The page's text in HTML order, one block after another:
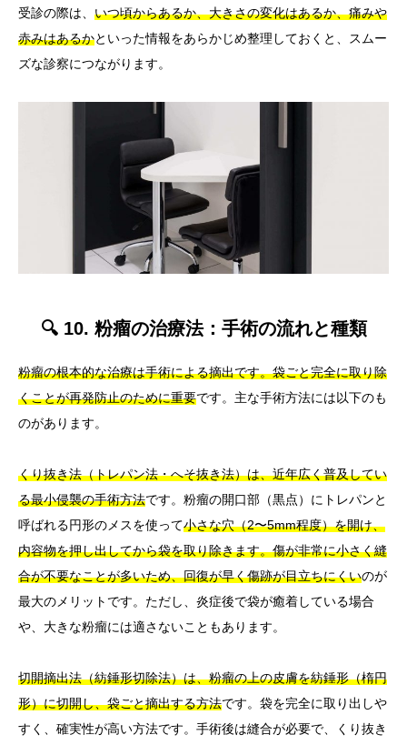
受診の際は、 いつ頃からあるか、大きさの変化はあるか、痛みや
赤みはあるかといった情報をあらかじめ整理しておくと、スムー
ズな診察につながります。
🔍 10. 粉瘤の治療法：手術の流れと種類
粉瘤の根本的な治療は手術による摘出です。袋ごと完全に取り除
くことが再発防止のために重要です。主な手術方法には以下のも
のがあります。
くり抜き法（トレパン法・へそ抜き法）は、近年広く普及してい
る最小侵襲の手術方法です。粉瘤の開口部（黒点）にトレパンと
呼ばれる円形のメスを使って小さな穴（2〜5mm程度）を開け、
内容物を押し出してから袋を取り除きます。傷が非常に小さく縫
合が不要なことが多いため、回復が早く傷跡が目立ちにくいのが
最大のメリットです。ただし、炎症後で袋が癒着している場合
や、大きな粉瘤には適さないこともあります。
切開摘出法（紡錘形切除法）は、粉瘤の上の皮膚を紡錘形（楕円
形）に切開し、袋ごと摘出する方法です。袋を完全に取り出しや
すく、確実性が高い方法です。手術後は縫合が必要で、くり抜き